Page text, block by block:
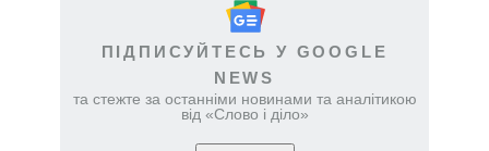
ПІДПИСУЙТЕСЬ У GOOGLE
NEWS
та стежте за останніми новинами та аналітикою
від «Слово і діло»